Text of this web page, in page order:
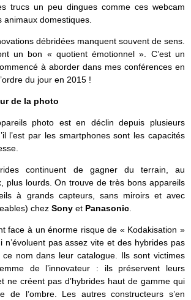
trucs un peu dingues comme ces webcam
domestiques.
débridées manquent souvent de sens.
un bon « quotient émotionnel ». C’est un
à aborder dans mes conférences en
du jour en 2015 !
de la photo
photo est en déclin depuis plusieurs
l’est par les smartphones sont les capacités
continuent de gagner du terrain, au
plus lourds. On trouve de très bons appareils
à grands capteurs, sans miroirs et avec
chez Sony et Panasonic.
face à un énorme risque de « Kodakisation »
n’évoluent pas assez vite et des hybrides pas
nom dans leur catalogue. Ils sont victimes
de l’innovateur : ils préservent leurs
ne créent pas d’hybrides haut de gamme qui
de l’ombre. Les autres constructeurs s’en